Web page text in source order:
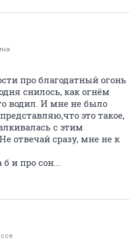
про благодатный огонь
снилось, как огнём
водил. И мне не было
это такое,
с этим
отвечай сразу, мне не к
и про сон...